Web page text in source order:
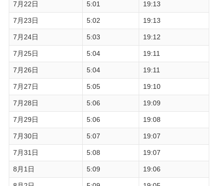
7月22日 5:01 19:13
7月23日 5:02 19:13
7月24日 5:03 19:12
7月25日 5:04 19:11
7月26日 5:04 19:11
7月27日 5:05 19:10
7月28日 5:06 19:09
7月29日 5:06 19:08
7月30日 5:07 19:07
7月31日 5:08 19:07
8月1日 5:09 19:06